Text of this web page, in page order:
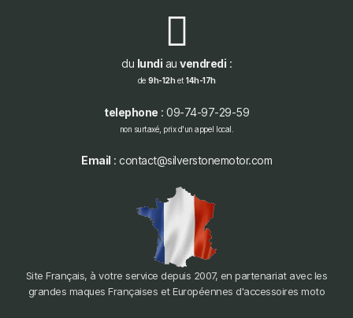
du lundi au vendredi :
de 9h-12het 14h-17h
telephone : 09-74-97-29-59
non surtaxé, prix d'un appel local.
Email : contact@silverstonemotor.com
Site Français, à votre service depuis 2007, en partenariat avec les
grandes maques Françaises et Européennes d'accessoires moto